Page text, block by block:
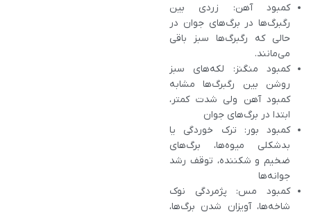
کمبود آهن: زردی بین
رگبرگ‌ها در برگ‌های جوان در
حالی که رگبرگ‌ها سبز باقی
می‌مانند.
کمبود منگنز: لکه‌های سبز
روشن بین رگبرگ‌ها مشابه
کمبود آهن ولی شدت کمتر،
ابتدا در برگ‌های جوان
کمبود بور: ترک‌ خوردگی یا
بدشکلی میوه‌ها، برگ‌های
ضخیم و شکننده، توقف رشد
جوانه‌ها
کمبود مس: پژمردگی نوک
شاخه‌ها، آویزان شدن برگ‌ها،